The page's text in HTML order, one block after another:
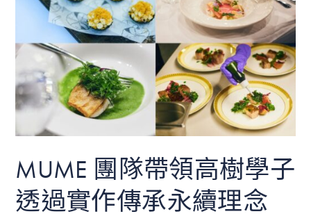
MUME 團隊帶領高樹學子
透過實作傳承永續理念